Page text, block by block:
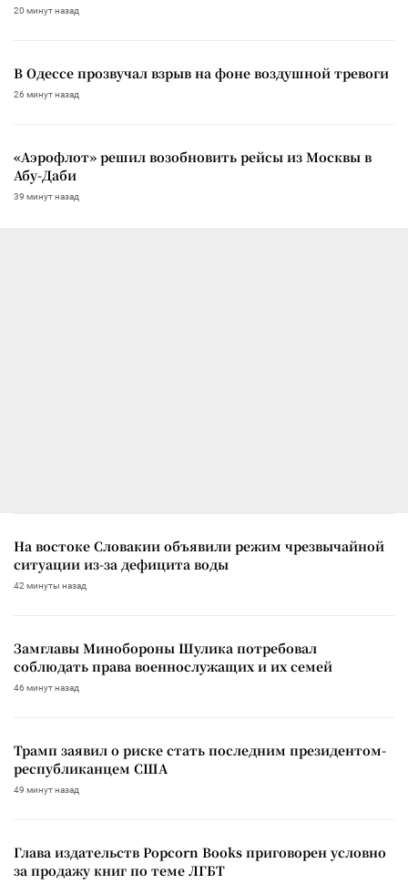
20 минут назад
В Одессе прозвучал взрыв на фоне воздушной тревоги
26 минут назад
«Аэрофлот» решил возобновить рейсы из Москвы в
Абу-Даби
39 минут назад
На востоке Словакии объявили режим чрезвычайной
ситуации из-за дефицита воды
42 минуты назад
Замглавы Минобороны Шулика потребовал
соблюдать права военнослужащих и их семей
46 минут назад
Трамп заявил о риске стать последним президентом-
республиканцем США
49 минут назад
Глава издательств Popcorn Books приговорен условно
за продажу книг по теме ЛГБТ